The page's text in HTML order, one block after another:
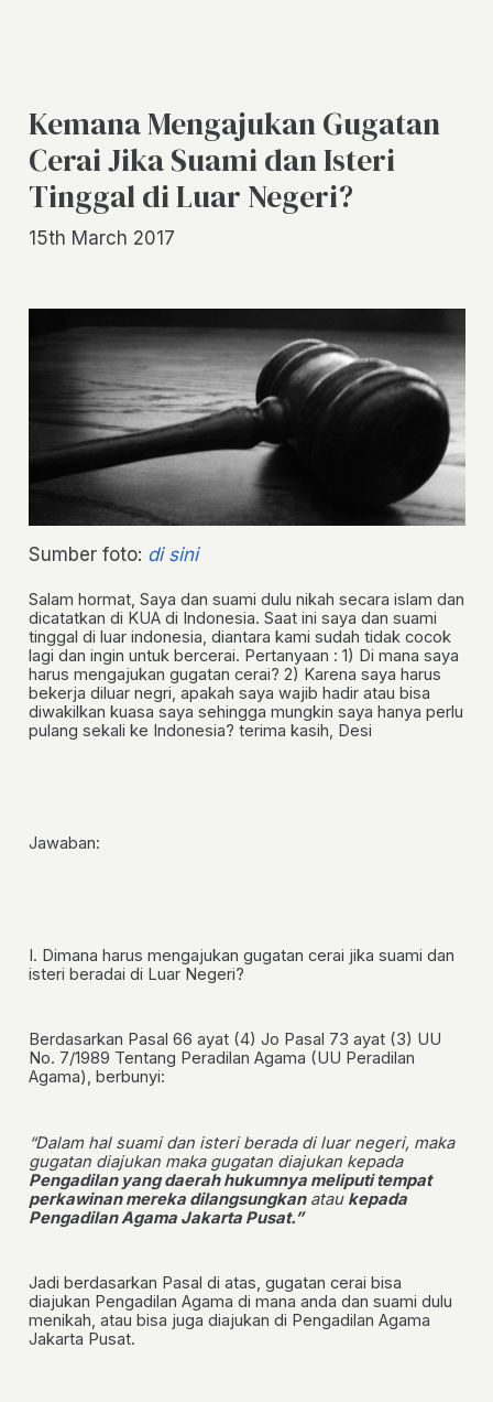
Kemana Mengajukan Gugatan
Cerai Jika Suami dan Isteri
Tinggal di Luar Negeri?
15th March 2017
Sumber foto: di sini
Salam hormat, Saya dan suami dulu nikah secara islam dan
dicatatkan di KUA di Indonesia. Saat ini saya dan suami
tinggal di luar indonesia, diantara kami sudah tidak cocok
lagi dan ingin untuk bercerai. Pertanyaan : 1) Di mana saya
harus mengajukan gugatan cerai? 2) Karena saya harus
bekerja diluar negri, apakah saya wajib hadir atau bisa
diwakilkan kuasa saya sehingga mungkin saya hanya perlu
pulang sekali ke Indonesia? terima kasih, Desi
Jawaban:
I. Dimana harus mengajukan gugatan cerai jika suami dan
isteri beradai di Luar Negeri?
Berdasarkan Pasal 66 ayat (4) Jo Pasal 73 ayat (3) UU
No. 7/1989 Tentang Peradilan Agama (UU Peradilan
Agama), berbunyi:
“Dalam hal suami dan isteri berada di luar negeri, maka
gugatan diajukan maka gugatan diajukan kepada
Pengadilan yang daerah hukumnya meliputi tempat
perkawinan mereka dilangsungkanatau kepada
Pengadilan Agama Jakarta Pusat.”
Jadi berdasarkan Pasal di atas, gugatan cerai bisa
diajukan Pengadilan Agama di mana anda dan suami dulu
menikah, atau bisa juga diajukan di Pengadilan Agama
Jakarta Pusat.